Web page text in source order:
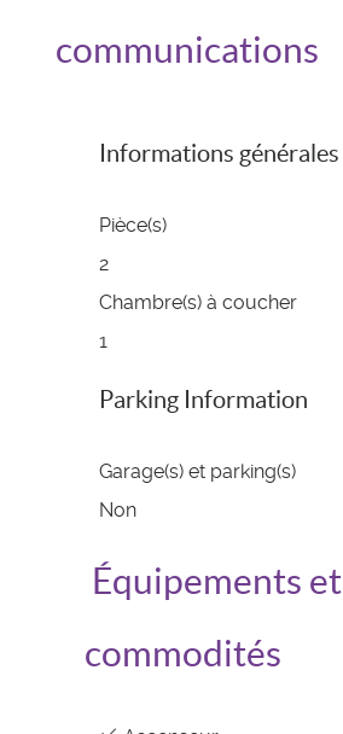
communications
Informations générales
Pièce(s)
2
Chambre(s) à coucher
1
Parking Information
Garage(s) et parking(s)
Non
Équipements et
commodités